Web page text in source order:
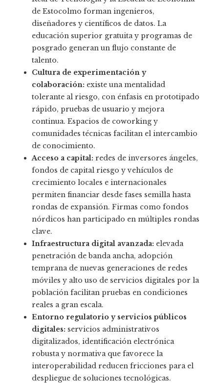
de Estocolmo forman ingenieros,
diseñadores y científicos de datos. La
educación superior gratuita y programas de
posgrado generan un flujo constante de
talento.
Cultura de experimentación y
colaboración: existe una mentalidad
tolerante al riesgo, con énfasis en prototipado
rápido, pruebas de usuario y mejora
continua. Espacios de coworking y
comunidades técnicas facilitan el intercambio
de conocimiento.
Acceso a capital: redes de inversores ángeles,
fondos de capital riesgo y vehículos de
crecimiento locales e internacionales
permiten financiar desde fases semilla hasta
rondas de expansión. Firmas como fondos
nórdicos han participado en múltiples rondas
clave.
Infraestructura digital avanzada: elevada
penetración de banda ancha, adopción
temprana de nuevas generaciones de redes
móviles y alto uso de servicios digitales por la
población facilitan pruebas en condiciones
reales a gran escala.
Entorno regulatorio y servicios públicos
digitales: servicios administrativos
digitalizados, identificación electrónica
robusta y normativa que favorece la
interoperabilidad reducen fricciones para el
despliegue de soluciones tecnológicas.